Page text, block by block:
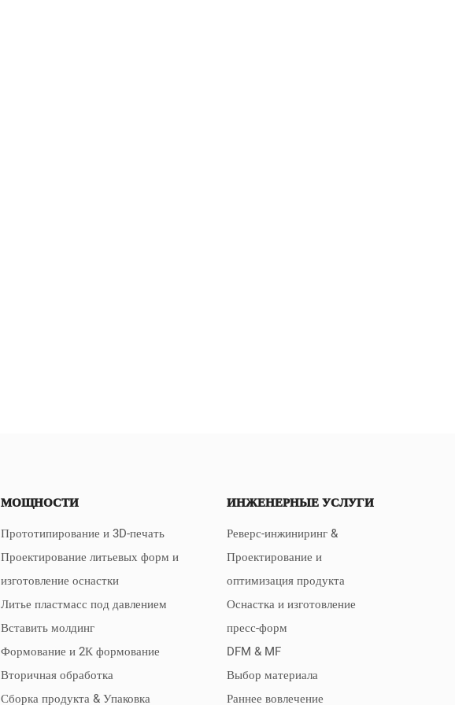
МОЩНОСТИ
Прототипирование и 3D-печать
Проектирование литьевых форм и
изготовление оснастки
Литье пластмасс под давлением
Вставить молдинг
Формование и 2К формование
Вторичная обработка
Сборка продукта & Упаковка
ИНЖЕНЕРНЫЕ УСЛУГИ
Реверс-инжиниринг &
Проектирование и
оптимизация продукта
Оснастка и изготовление
пресс-форм
DFM & MF
Выбор материала
Раннее вовлечение